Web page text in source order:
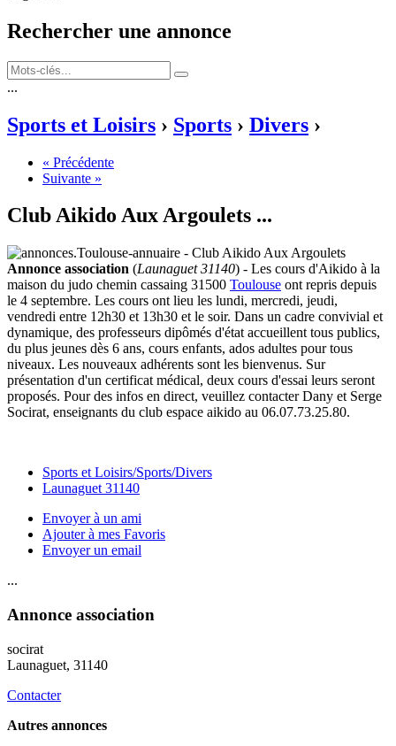
Rechercher une annonce
...
Sports et Loisirs › Sports › Divers ›
« Précédente
Suivante »
Club Aikido Aux Argoulets ...
Annonce association (Launaguet 31140) - Les cours d'Aikido à la
maison du judo chemin cassaing 31500 Toulouse ont repris depuis
le 4 septembre. Les cours ont lieu les lundi, mercredi, jeudi,
vendredi entre 12h30 et 13h30 et le soir. Dans un cadre convivial et
dynamique, des professeurs dipômés d'état accueillent tous publics,
du plus jeunes dès 6 ans, cours enfants, ados adultes pour tous
niveaux. Les nouveaux adhérents sont les bienvenus. Sur
présentation d'un certificat médical, deux cours d'essai leurs seront
proposés. Pour des infos en direct, veuillez contacter Dany et Serge
Socirat, enseignants du club espace aikido au 06.07.73.25.80.
Sports et Loisirs/Sports/Divers
Launaguet 31140
Envoyer à un ami
Ajouter à mes Favoris
Envoyer un email
...
Annonce association
socirat
Launaguet, 31140
Contacter
Autres annonces